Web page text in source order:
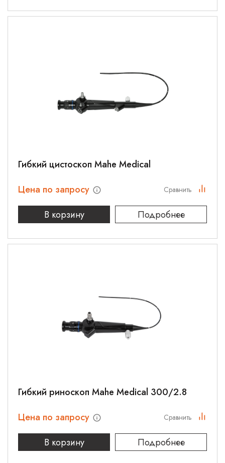
Гибкий цистоскоп Mahe Medical
Цена по запросу
В корзину
Подробнее
Сравнить
Гибкий риноскоп Mahe Medical 300/2.8
Цена по запросу
В корзину
Подробнее
Сравнить